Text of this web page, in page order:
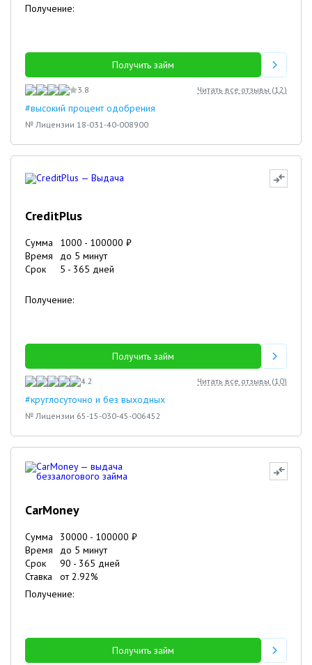
Получение:
Получить займ
3.8 Читать все отзывы (12)
#высокий процент одобрения
№ Лицензии 18-031-40-008900
CreditPlus
Сумма 1000 - 100000 ₽
Время
до 5 минут
Срок
5 - 365 дней
Получение:
Получить займ
4.2 Читать все отзывы (10)
#круглосуточно и без выходных
№ Лицензии 65-15-030-45-006452
CarMoney
Сумма 30000 - 100000 ₽
Время
до 5 минут
Срок
90 - 365 дней
Ставка
от2.92%
Получение:
Получить займ